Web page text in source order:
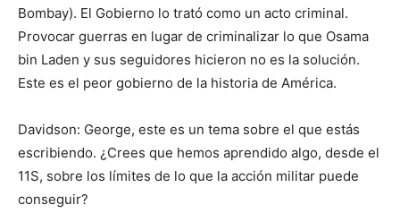
Bombay). El Gobierno lo trató como un acto criminal.
Provocar guerras en lugar de criminalizar lo que Osama
bin Laden y sus seguidores hicieron no es la solución.
Este es el peor gobierno de la historia de América.
Davidson: George, este es un tema sobre el que estás
escribiendo. ¿Crees que hemos aprendido algo, desde el
11S, sobre los límites de lo que la acción militar puede
conseguir?